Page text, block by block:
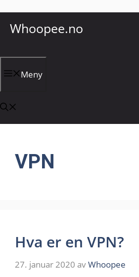
Whoopee.no
Meny
VPN
Hva er en VPN?
27. januar 2020 avWhoopee